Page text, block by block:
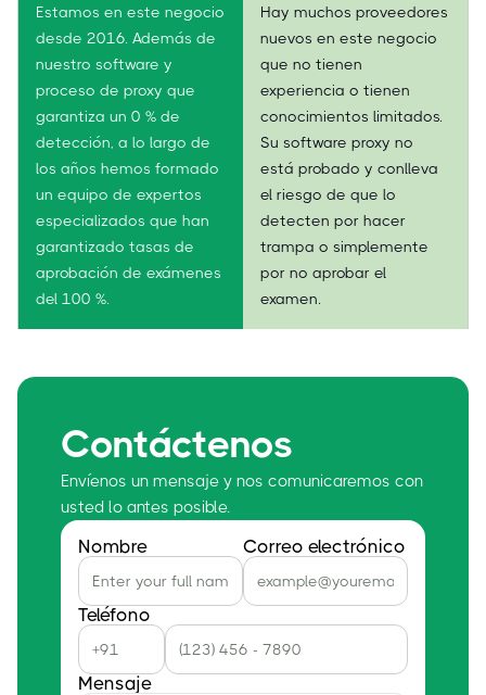
Estamos en este negocio
desde 2016. Además de
nuestro software y
proceso de proxy que
garantiza un 0 % de
detección, a lo largo de
los años hemos formado
un equipo de expertos
especializados que han
garantizado tasas de
aprobación de exámenes
del 100 %.
Hay muchos proveedores
nuevos en este negocio
que no tienen
experiencia o tienen
conocimientos limitados.
Su software proxy no
está probado y conlleva
el riesgo de que lo
detecten por hacer
trampa o simplemente
por no aprobar el
examen.
Contáctenos
Envíenos un mensaje y nos comunicaremos con
usted lo antes posible.
Nombre Correo electrónico
Teléfono
Mensaje